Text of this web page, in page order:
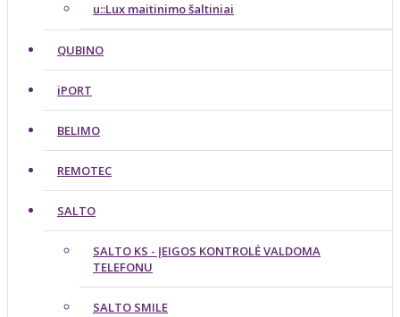
u::Lux maitinimo šaltiniai
QUBINO
iPORT
BELIMO
REMOTEC
SALTO
SALTO KS - ĮEIGOS KONTROLĖ VALDOMA
TELEFONU
SALTO SMILE